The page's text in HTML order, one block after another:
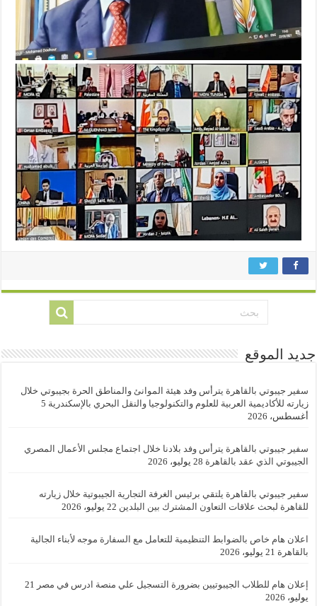
جديد الموقع
سفير جيبوتي بالقاهرة يترأس وفد هيئة الموانئ والمناطق الحرة بجيبوتي خلال
زيارته للأكاديمية العربية للعلوم والتكنولوجيا والنقل البحري بالإسكندرية 5
أغسطس، 2026
سفير جيبوتي بالقاهرة يترأس وفد بلادنا خلال اجتماع مجلس الأعمال المصري
الجيبوتي الذي عقد بالقاهرة 28 يوليو، 2026
سفير جيبوتي بالقاهرة يلتقي برئيس الغرفة التجارية الجيبوتية خلال زيارته
للقاهرة لبحث علاقات التعاون المشترك بين البلدين 22 يوليو، 2026
اعلان هام خاص بالضوابط التنظيمية للتعامل مع السفارة موجه لأبناء الجالية
بالقاهرة 21 يوليو، 2026
إعلان هام للطلاب الجيبوتيين بضرورة التسجيل علي منصة ادرس في مصر 21
يوليو، 2026